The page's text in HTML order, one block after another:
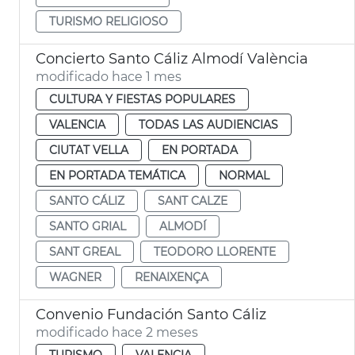
TURISMO RELIGIOSO
Concierto Santo Cáliz Almodí València
modificado hace 1 mes
CULTURA Y FIESTAS POPULARES
VALENCIA
TODAS LAS AUDIENCIAS
CIUTAT VELLA
EN PORTADA
EN PORTADA TEMÁTICA
NORMAL
SANTO CÁLIZ
SANT CALZE
SANTO GRIAL
ALMODÍ
SANT GREAL
TEODORO LLORENTE
WAGNER
RENAIXENÇA
Convenio Fundación Santo Cáliz
modificado hace 2 meses